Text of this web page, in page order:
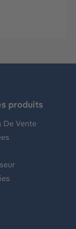
produits
De Vente